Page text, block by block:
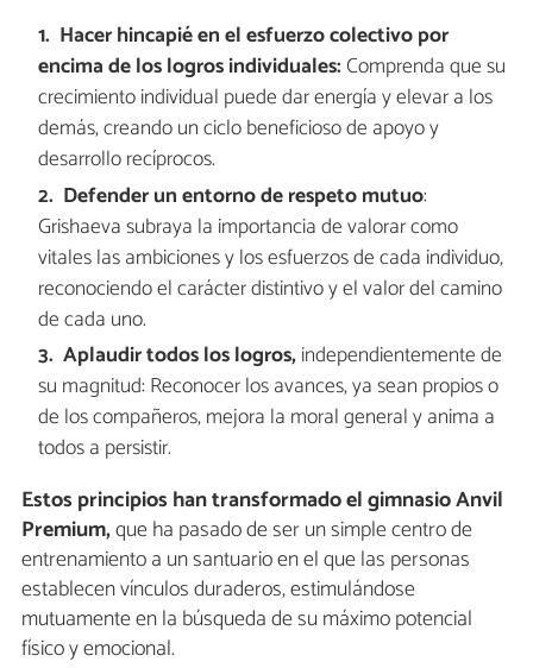
Hacer hincapié en el esfuerzo colectivo por
encima de los logros individuales:Comprenda que su
crecimiento individual puede dar energía y elevar a los
demás, creando un ciclo beneficioso de apoyo y
desarrollo recíprocos.
Defender un entorno de respeto mutuo:
Grishaeva subraya la importancia de valorar como
vitales las ambiciones y los esfuerzos de cada individuo,
reconociendo el carácter distintivo y el valor del camino
de cada uno.
Aplaudir todos los logros, independientemente de
su magnitud: Reconocer los avances, ya sean propios o
de los compañeros, mejora la moral general y anima a
todos a persistir.
Estos principios han transformado el gimnasio Anvil
Premium,que ha pasado de ser un simple centro de
entrenamiento a un santuario en el que las personas
establecen vínculos duraderos, estimulándose
mutuamente en la búsqueda de su máximo potencial
físico y emocional.